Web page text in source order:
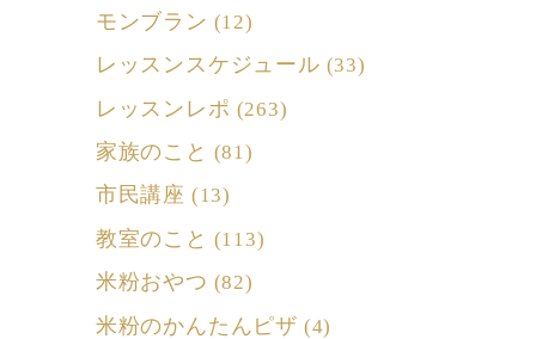
モンブラン (12)
レッスンスケジュール (33)
レッスンレポ (263)
家族のこと (81)
市民講座 (13)
教室のこと (113)
米粉おやつ (82)
米粉のかんたんピザ (4)